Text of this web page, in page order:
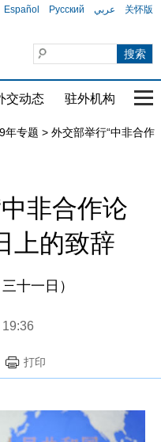
Español Русский عربي 关怀版
交动态 驻外机构 国
年专题 > 外交部举行“中非合作
非合作论
上的致辞
十一日）
打印